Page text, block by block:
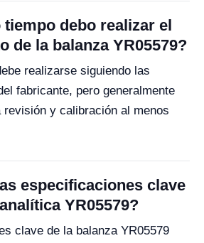
tiempo debo realizar el
de la balanza YR05579?
realizarse siguiendo las
fabricante, pero generalmente
revisión y calibración al menos
especificaciones clave
YR05579?
clave de la balanza YR05579